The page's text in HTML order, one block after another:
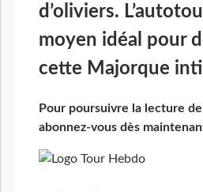
d’oliviers.
moyen idéal pour
cette Majorque
Pour poursuivre la lecture
abonnez-vous dès